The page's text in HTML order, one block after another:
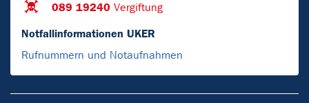
089 19240 Vergiftung
Notfallinformationen UKER
Rufnummern und Notaufnahmen